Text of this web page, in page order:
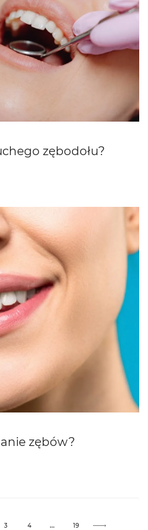
zębodołu?
zębów?
3 4 … 19